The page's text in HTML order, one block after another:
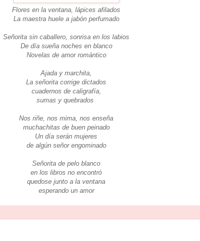
Flores en la ventana, lápices afilados
La maestra huele a jabón perfumado
Señorita sin caballero, sonrisa en los labios
De día sueña noches en blanco
Novelas de amor romántico
Ajada y marchita,
La señorita corrige dictados
cuadernos de caligrafía,
sumas y quebrados
Nos riñe, nos mima, nos enseña
muchachitas de buen peinado
Un día serán mujeres
de algún señor engominado
Señorita de pelo blanco
en los libros no encontró
quedose junto a la ventana
esperando un amor